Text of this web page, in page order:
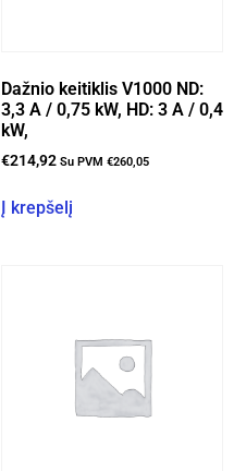
Dažnio keitiklis V1000 ND:
3,3 A / 0,75 kW, HD: 3 A / 0,4
kW,
€214,92 Su PVM €260,05
Į krepšelį